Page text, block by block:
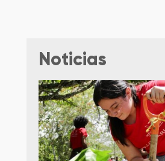
Noticias